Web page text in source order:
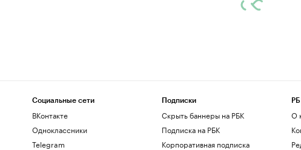
Социальные сети
ВКонтакте
Одноклассники
Telegram
Подписки
Скрыть баннеры на РБК
Подписка на РБК
Корпоративная подписка
О